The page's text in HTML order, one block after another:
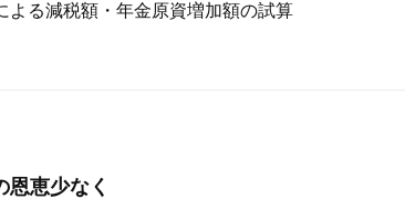
よる減税額・年金原資増加額の試算
恩恵少なく